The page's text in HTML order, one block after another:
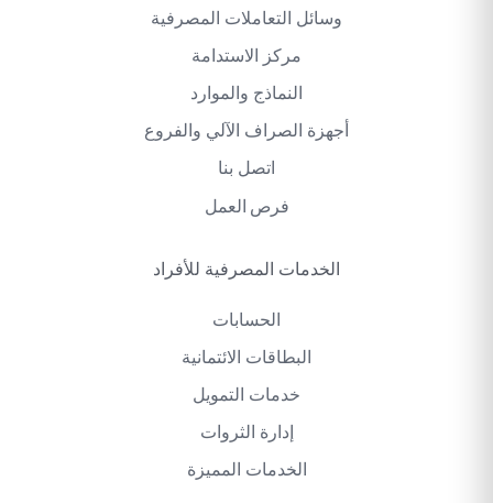
وسائل التعاملات المصرفية
مركز الاستدامة
النماذج والموارد
أجهزة الصراف الآلي والفروع
اتصل بنا
فرص العمل
الخدمات المصرفية للأفراد
الحسابات
البطاقات الائتمانية
خدمات التمويل
إدارة الثروات
الخدمات المميزة